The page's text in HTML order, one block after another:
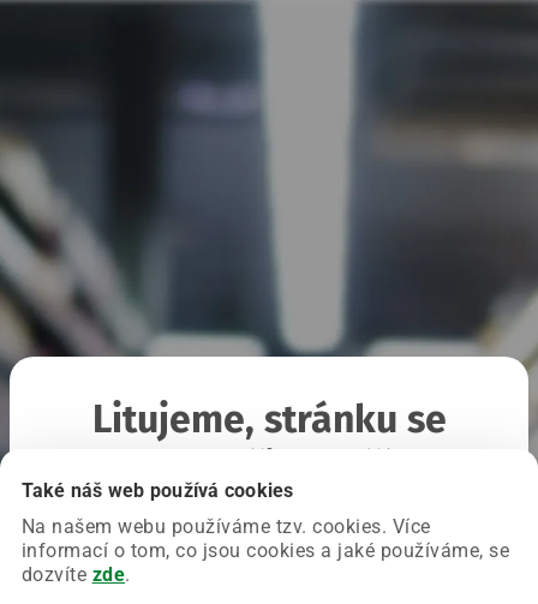
Také náš web používá cookies
Na našem webu používáme tzv. cookies. Více
informací o tom, co jsou cookies a jaké používáme, se
dozvíte zde.
Litujeme, stránku se
Chyba nastala na naší straně a už ji opravujeme.
Zkuste prosím znovu načíst požadovanou stránku.